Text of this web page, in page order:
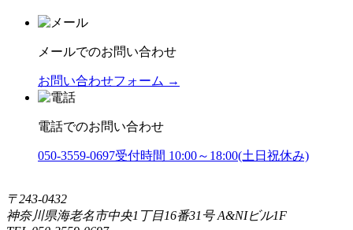
メールでのお問い合わせ
お問い合わせフォーム →
電話でのお問い合わせ
050-3559-0697受付時間 10:00～18:00(土日祝休み)
〒243-0432
神奈川県海老名市中央1丁目16番31号 A&NIビル1F